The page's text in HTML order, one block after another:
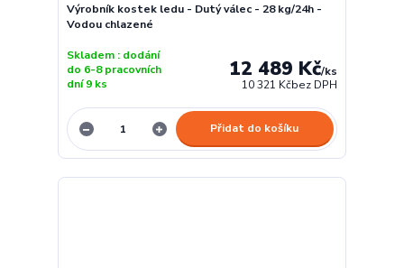
Výrobník kostek ledu - Dutý válec - 28 kg/24h -
Vodou chlazené
12 489 Kč/ks
10 321 Kčbez DPH
Skladem : dodání
do 6-8 pracovních
dní 9 ks
Přidat do košíku